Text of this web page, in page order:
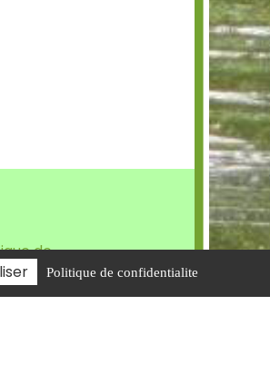
de
Politique de confidentialite